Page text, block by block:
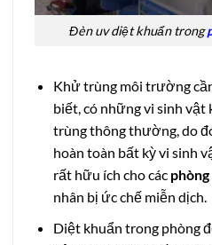
Đèn uv diệt khuẩn trong
Khử trùng môi trường
biết, có những vi sinh vật
trùng thông thường, do
hoàn toàn bất kỳ vi sinh
rất hữu ích cho các
nhân bị ức chế miễn dịch.
Diệt khuẩn trong phòng